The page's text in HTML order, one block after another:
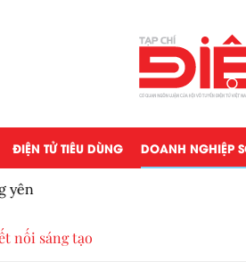
ĐIỆN TỬ TIÊU DÙNG DOANH NGHIỆP
yên
nối sáng tạo